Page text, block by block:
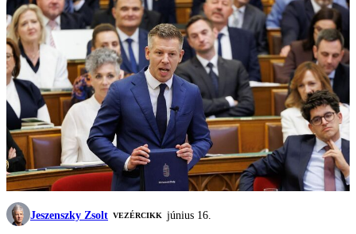
Jeszenszky Zsolt VEZÉRCIKK június 16.